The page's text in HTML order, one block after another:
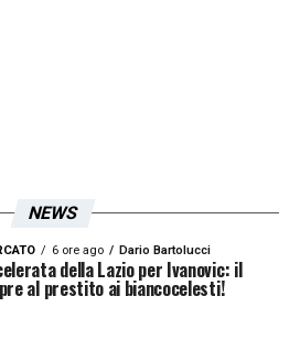
NEWS
6 ore ago Dario Bartolucci
della Lazio per Ivanovic: il
al prestito ai biancocelesti!